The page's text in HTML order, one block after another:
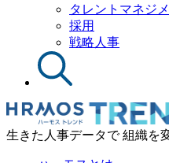
タレントマネジ
採用
戦略人事
生きた人事データで 組織を